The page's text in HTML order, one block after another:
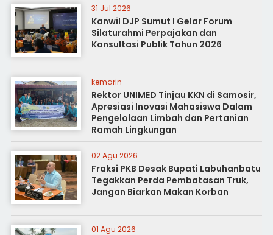
31 Jul 2026
Kanwil DJP Sumut I Gelar Forum
Silaturahmi Perpajakan dan
Konsultasi Publik Tahun 2026
kemarin
Rektor UNIMED Tinjau KKN di Samosir,
Apresiasi Inovasi Mahasiswa Dalam
Pengelolaan Limbah dan Pertanian
Ramah Lingkungan
02 Agu 2026
Fraksi PKB Desak Bupati Labuhanbatu
Tegakkan Perda Pembatasan Truk,
Jangan Biarkan Makan Korban
01 Agu 2026